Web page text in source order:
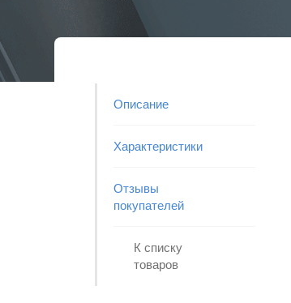
Описание
Характеристики
Отзывы
покупателей
К списку
товаров